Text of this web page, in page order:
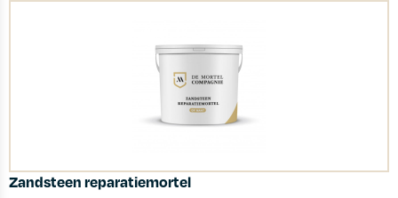
Zandsteen reparatiemortel